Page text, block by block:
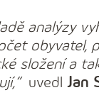
analýzy
obyvatel,
složení a
uvedl Jan